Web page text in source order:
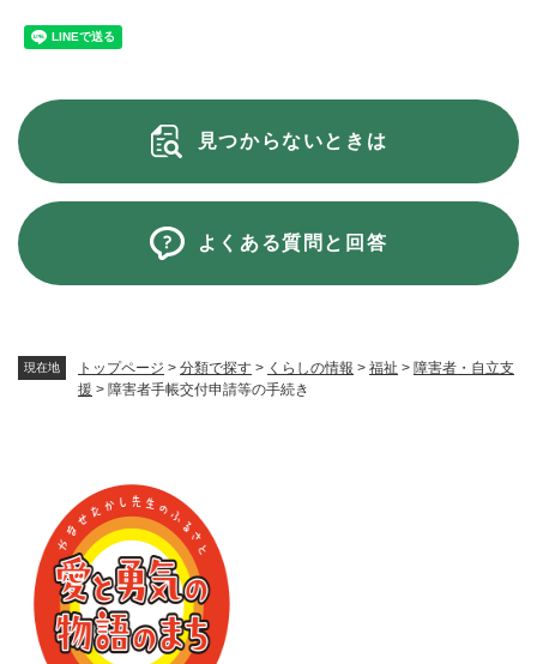
現在地 トップページ > 分類で探す > くらしの情報 > 福祉 > 障害者・自立支
援 > 障害者手帳交付申請等の手続き
見つからないときは
よくある質問と回答